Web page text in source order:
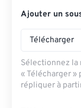
Ajouter un
Télécharger
Sélectionnez
« Télécharger »
répliquer à